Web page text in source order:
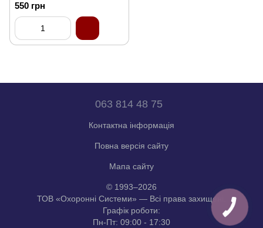
550 грн
063 814 48 75
Контактна інформація
Повна версія сайту
Мапа сайту
© 1993–2026
ТОВ «Охоронні Системи» — Всі права захищені.
Графік роботи:
Пн-Пт: 09:00 - 17:30